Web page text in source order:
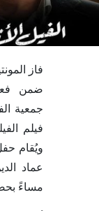
فاز
جمعية
ويُقام
مساءً